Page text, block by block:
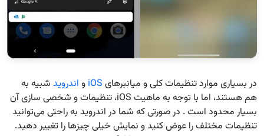
در بسیاری موارد تنظیمات کلی و میانبرهای iOS و اندروید شبیه به
هم هستند، اما با توجه به ماهیت iOS، تنظیمات و شخصی سازی آن
بسیار محدود است . در صورتی که شما در اندروید به راحتی می‌توانید
تنظیمات مختلف را عوض کنید و نمایش خیلی چیزها را تغییر دهید.